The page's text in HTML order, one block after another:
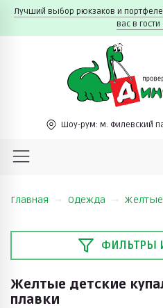
Лучший выбор рюкзаков и
вас в
Шоу-рум: м. Филевский
Главная Одежда Желтые
ФИЛЬТРЫ
Желтые детские
плавки